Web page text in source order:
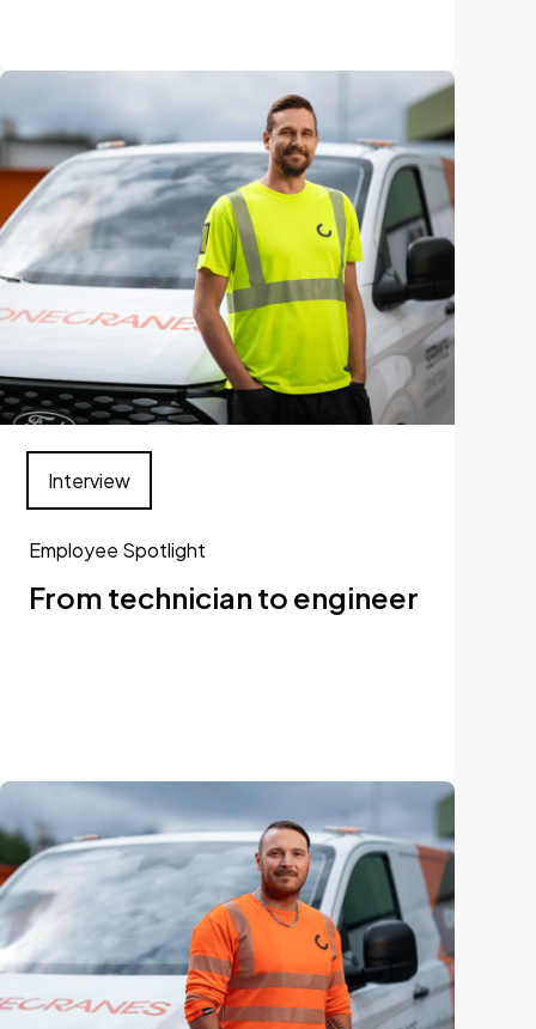
Employee Spotlight
From technician to engineer
Interview